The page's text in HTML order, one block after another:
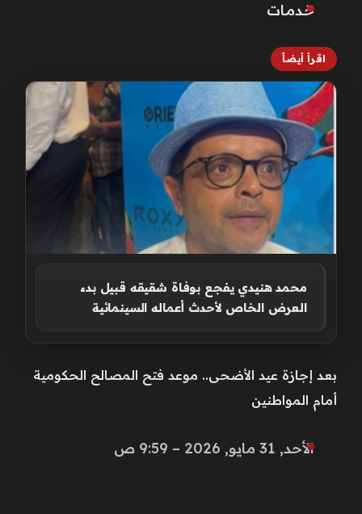
خـدمـات
اقرأ أيضاً
محمد هنيدي يفجع بوفاة شقيقه قبيل بدء
العرض الخاص لأحدث أعماله السينمائية
بعد إجازة عيد الأضحى.. موعد فتح المصالح الحكومية
أمام المواطنين
الأحد, 31 مايو, 2026 – 9:59 ص